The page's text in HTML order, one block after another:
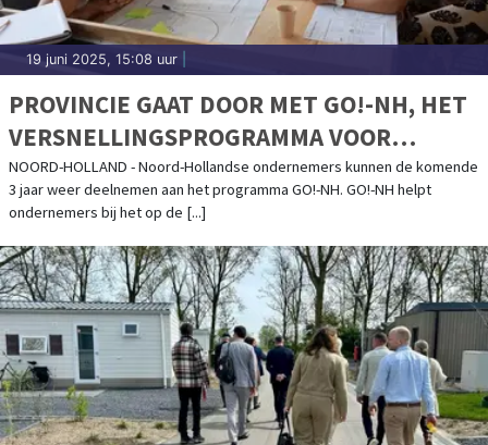
19 juni 2025, 15:08 uur
PROVINCIE GAAT DOOR MET GO!-NH, HET
VERSNELLINGSPROGRAMMA VOOR
ONDERNEMERS
NOORD-HOLLAND - Noord-Hollandse ondernemers kunnen de komende
3 jaar weer deelnemen aan het programma GO!-NH. GO!-NH helpt
ondernemers bij het op de [...]